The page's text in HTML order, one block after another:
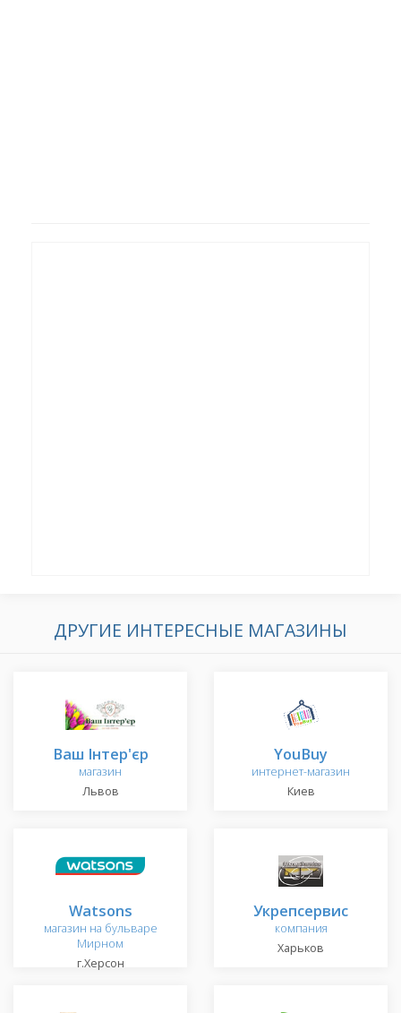
ДРУГИЕ ИНТЕРЕСНЫЕ МАГАЗИНЫ
Ваш Інтер'єр
магазин
Львов
YouBuy
интернет-магазин
Киев
Watsons
магазин на бульваре
Мирном
г.Херсон
Укрепсервис
компания
Харьков